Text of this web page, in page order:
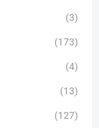
(3)
(173)
(4)
(13)
(127)